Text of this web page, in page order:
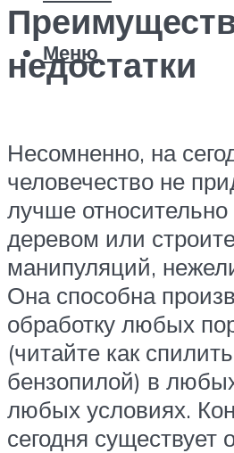
Меню
недостатки
Несомненно, на
человечество не
лучше относительно
деревом или
манипуляций,
Она способна
обработку любых
(читайте как
бензопилой) в
любых условиях.
сегодня существует